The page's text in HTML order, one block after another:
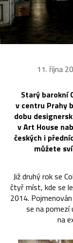
11. října
Starý barokní
v centru Prahy
dobu
v Art House
českých i
můžete
Již druhý rok se
čtyř míst, kde se
2014.
se na pomezí
na